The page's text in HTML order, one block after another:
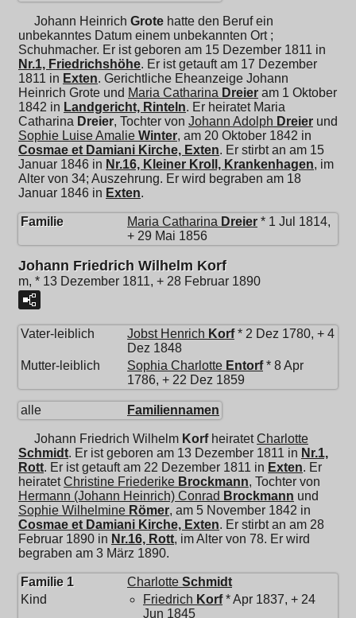
Johann Heinrich Grote hatte den Beruf ein
unbekanntes Datum einem unbekannten Ort ;
Schuhmacher. Er ist geboren am 15 Dezember 1811 in
Nr.1, Friedrichshöhe. Er ist getauft am 17 Dezember
1811 in Exten. Gerichtliche Eheanzeige Johann
Heinrich Grote und Maria Catharina Dreier am 1 Oktober
1842 in Landgericht, Rinteln. Er heiratet Maria
Catharina Dreier, Tochter von Johann Adolph Dreier und
Sophie Luise Amalie Winter, am 20 Oktober 1842 in
Cosmae et Damiani Kirche, Exten. Er stirbt an am 15
Januar 1846 in Nr.16, Kleiner Kroll, Krankenhagen, im
Alter von 34; Auszehrung. Er wird begraben am 18
Januar 1846 in Exten.
Familie Maria Catharina Dreier * 1 Jul 1814,
+ 29 Mai 1856
Johann Friedrich Wilhelm Korf
m, * 13 Dezember 1811, + 28 Februar 1890
Vater-leiblich Jobst Henrich Korf* 2 Dez 1780, + 4
Dez 1848
Mutter-leiblich
Sophia Charlotte Entorf* 8 Apr
1786, + 22 Dez 1859
alle Familiennamen
Johann Friedrich Wilhelm KorfheiratetCharlotte
Schmidt. Er ist geboren am 13 Dezember 1811 in Nr.1,
Rott. Er ist getauft am 22 Dezember 1811 in Exten. Er
heiratetChristine Friederike Brockmann, Tochter von
Hermann (Johann Heinrich) Conrad Brockmann und
Sophie Wilhelmine Römer, am 5 November 1842 in
Cosmae et Damiani Kirche, Exten. Er stirbt an am 28
Februar 1890 in Nr.16, Rott, im Alter von 78. Er wird
begraben am 3 März 1890.
Familie 1 Charlotte Schmidt
Kind
Friedrich Korf* Apr 1837, + 24
Jun 1845